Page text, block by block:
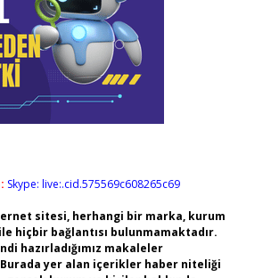
Skype: live:.cid.575569c608265c69
sitesi, herhangi bir marka, kurum
hiçbir bağlantısı bulunmamaktadır.
hazırladığımız makaleler
Burada yer alan içerikler haber niteliği